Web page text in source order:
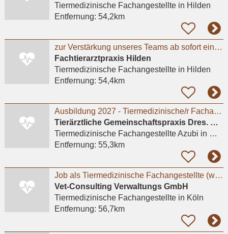
Tiermedizinische Fachangestelltein Hilden
Entfernung: 54,2km
zur Verstärkung unseres Teams ab sofort eine engagierte und herzliche TFA in Vollzeit.
Fachtierarztpraxis Hilden
Tiermedizinische Fachangestelltein Hilden
Entfernung: 54,4km
Ausbildung 2027 - Tiermedizinische/r Fachangestellte/r (m/w/d) # Praktikum möglich
Tierärztliche Gemeinschaftspraxis Dres. Matburger
Tiermedizinische Fachangestellte Azubi in Moers
Entfernung: 55,3km
Job als Tiermedizinische Fachangestellte (w/m/d) für Kleintiere in Köln-Süd
Vet-Consulting Verwaltungs GmbH
Tiermedizinische Fachangestelltein Köln
Entfernung: 56,7km